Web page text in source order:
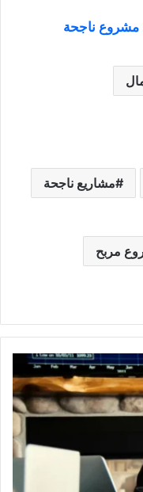
ناجحة
مشاريع ناجحة
مربح